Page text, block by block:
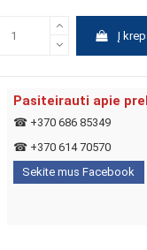
Į
Pasiteirauti apie
☎ +370 686 85349
☎ +370 614 70570
Sekite mus Facebook